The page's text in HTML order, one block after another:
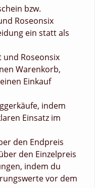
bzw.
Roseonsix
ein statt als
und Roseonsix
Warenkorb,
Einkauf
indem
Einsatz im
den Endpreis
den Einzelpreis
indem du
vor dem